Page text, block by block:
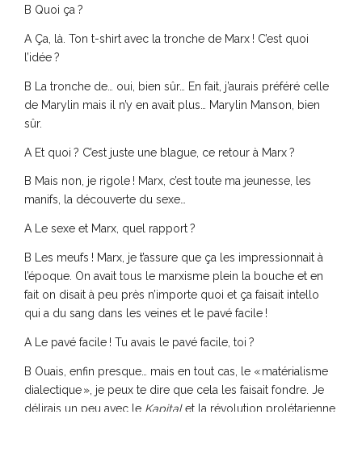
B Quoi ça ?
A Ça, là. Ton t-shirt avec la tronche de Marx ! C’est quoi
l’idée ?
B La tronche de… oui, bien sûr… En fait, j’aurais préféré celle
de Marylin mais il n’y en avait plus… Marylin Manson, bien
sûr.
A Et quoi ? C’est juste une blague, ce retour à Marx ?
B Mais non, je rigole ! Marx, c’est toute ma jeunesse, les
manifs, la découverte du sexe…
A Le sexe et Marx, quel rapport ?
B Les meufs ! Marx, je t’assure que ça les impressionnait à
l’époque. On avait tous le marxisme plein la bouche et en
fait on disait à peu près n’importe quoi et ça faisait intello
qui a du sang dans les veines et le pavé facile !
A Le pavé facile ! Tu avais le pavé facile, toi ?
B Ouais, enfin presque… mais en tout cas, le « matérialisme
dialectique », je peux te dire que cela les faisait fondre. Je
délirais un peu avec le Kapitalet la révolution prolétarienne